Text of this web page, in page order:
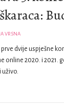
VRSNA
prve dvije uspješne
online 2020. i 2021.
uživo.